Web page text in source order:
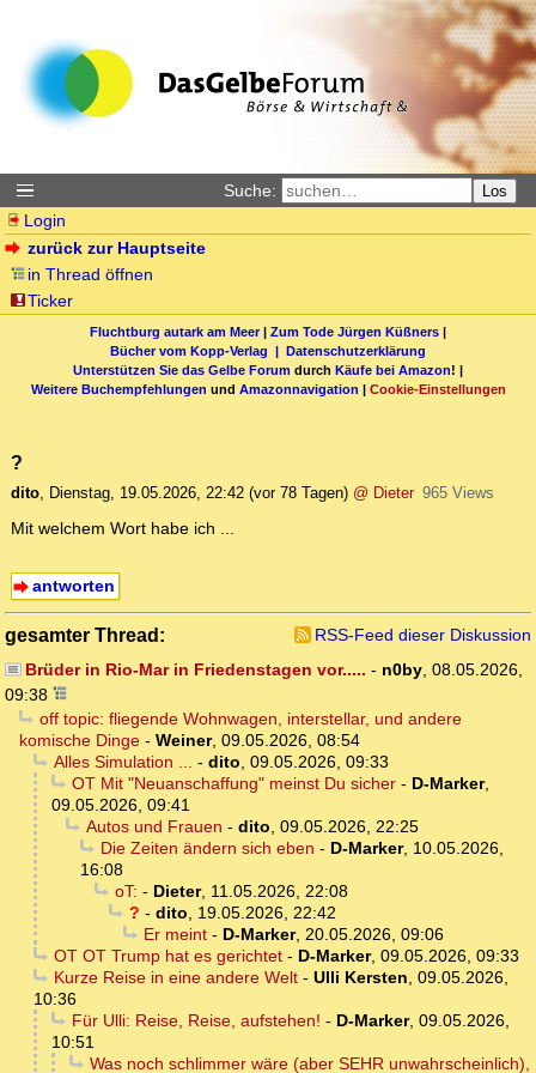
Suche: Los
Login
zurück zur Hauptseite
in Thread öffnen
Ticker
Fluchtburg autark am Meer| Zum Tode Jürgen Küßners |
Bücher vom Kopp-Verlag | Datenschutzerklärung
Unterstützen Sie das Gelbe Forum durch Käufe bei Amazon! |
Weitere Buchempfehlungen und Amazonnavigation | Cookie-Einstellungen
?
dito, Dienstag, 19.05.2026, 22:42 (vor 78 Tagen) @ Dieter 965 Views
Mit welchem Wort habe ich ...
antworten
gesamter Thread:
RSS-Feed dieser Diskussion
Brüder in Rio-Mar in Friedenstagen vor..... - n0by, 08.05.2026,
09:38
off topic: fliegende Wohnwagen, interstellar, und andere
komische Dinge - Weiner, 09.05.2026, 08:54
Alles Simulation ... - dito, 09.05.2026, 09:33
OT Mit "Neuanschaffung" meinst Du sicher- D-Marker,
09.05.2026, 09:41
Autos und Frauen - dito, 09.05.2026, 22:25
Die Zeiten ändern sich eben - D-Marker, 10.05.2026,
16:08
oT: - Dieter, 11.05.2026, 22:08
? - dito, 19.05.2026, 22:42
Er meint- D-Marker, 20.05.2026, 09:06
OT OT Trump hat es gerichtet- D-Marker, 09.05.2026, 09:33
Kurze Reise in eine andere Welt- Ulli Kersten, 09.05.2026,
10:36
Für Ulli: Reise, Reise, aufstehen! - D-Marker, 09.05.2026,
10:51
Was noch schlimmer wäre (aber SEHR unwahrscheinlich),